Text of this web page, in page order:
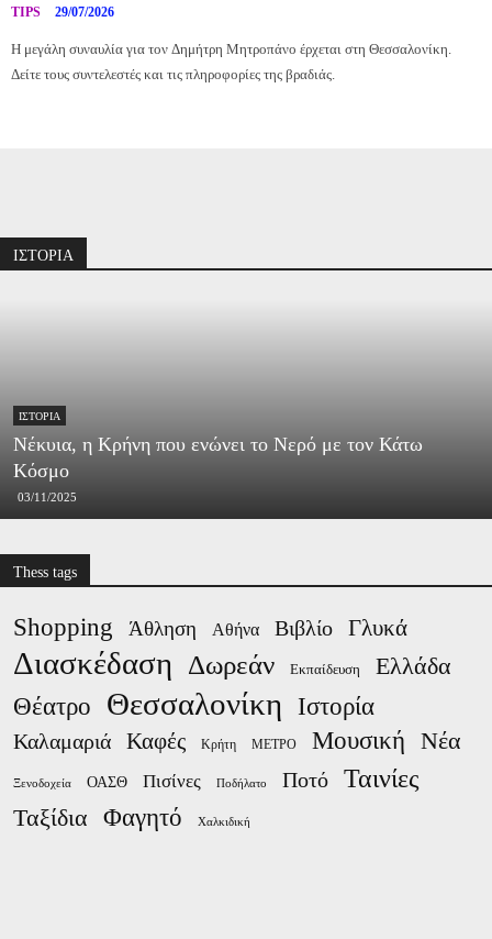
TIPS 29/07/2026
Η μεγάλη συναυλία για τον Δημήτρη Μητροπάνο έρχεται στη Θεσσαλονίκη.
Δείτε τους συντελεστές και τις πληροφορίες της βραδιάς.
ΙΣΤΟΡΙΑ
ΙΣΤΟΡΊΑ
Νέκυια, η Κρήνη που ενώνει το Νερό με τον Κάτω
Κόσμο
03/11/2025
Thess tags
Shopping Άθληση Αθήνα Βιβλίο Γλυκά
Διασκέδαση Δωρεάν Εκπαίδευση
Ελλάδα
Θέατρο
Θεσσαλονίκη Ιστορία
Καλαμαριά Καφές Κρήτη ΜΕΤΡΟ Μουσική Νέα
Ξενοδοχεία ΟΑΣΘ Πισίνες Ποδήλατο Ποτό Ταινίες
Ταξίδια Φαγητό Χαλκιδική